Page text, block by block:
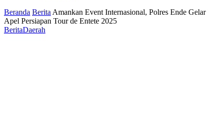
Beranda Berita Amankan Event Internasional, Polres Ende Gelar
Apel Persiapan Tour de Entete 2025
BeritaDaerah